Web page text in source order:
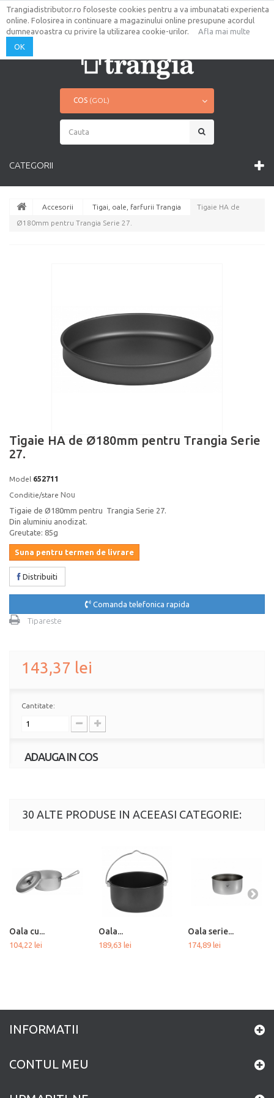
AUTENTIFICARE
CONTUL TAU
CONTACT
HARTA SITE
COS (GOL)
CATEGORII
Accesorii Tigai, oale, farfurii Trangia
Tigaie HA de
Ø180mm pentru Trangia Serie 27.
Tigaie HA de Ø180mm pentru Trangia Serie
27.
Model 652711
Conditie/stare Nou
Tigaie de Ø180mm pentru Trangia Serie 27.
Din aluminiu anodizat.
Greutate: 85g
Suna pentru termen de livrare
Distribuiti
Comanda telefonica rapida
Tipareste
143,37 lei
Cantitate:
ADAUGA IN COS
30 ALTE PRODUSE IN ACEEASI CATEGORIE:
Oala cu...
104,22 lei
Oala...
189,63 lei
Oala serie...
174,89 lei
INFORMATII
CONTUL MEU
Trangiadistributor.ro foloseste cookies pentru a va imbunatati experienta
online. Folosirea in continuare a magazinului online presupune acordul
dumneavoastra cu privire la utilizarea cookie-urilor. Afla mai multe
OK